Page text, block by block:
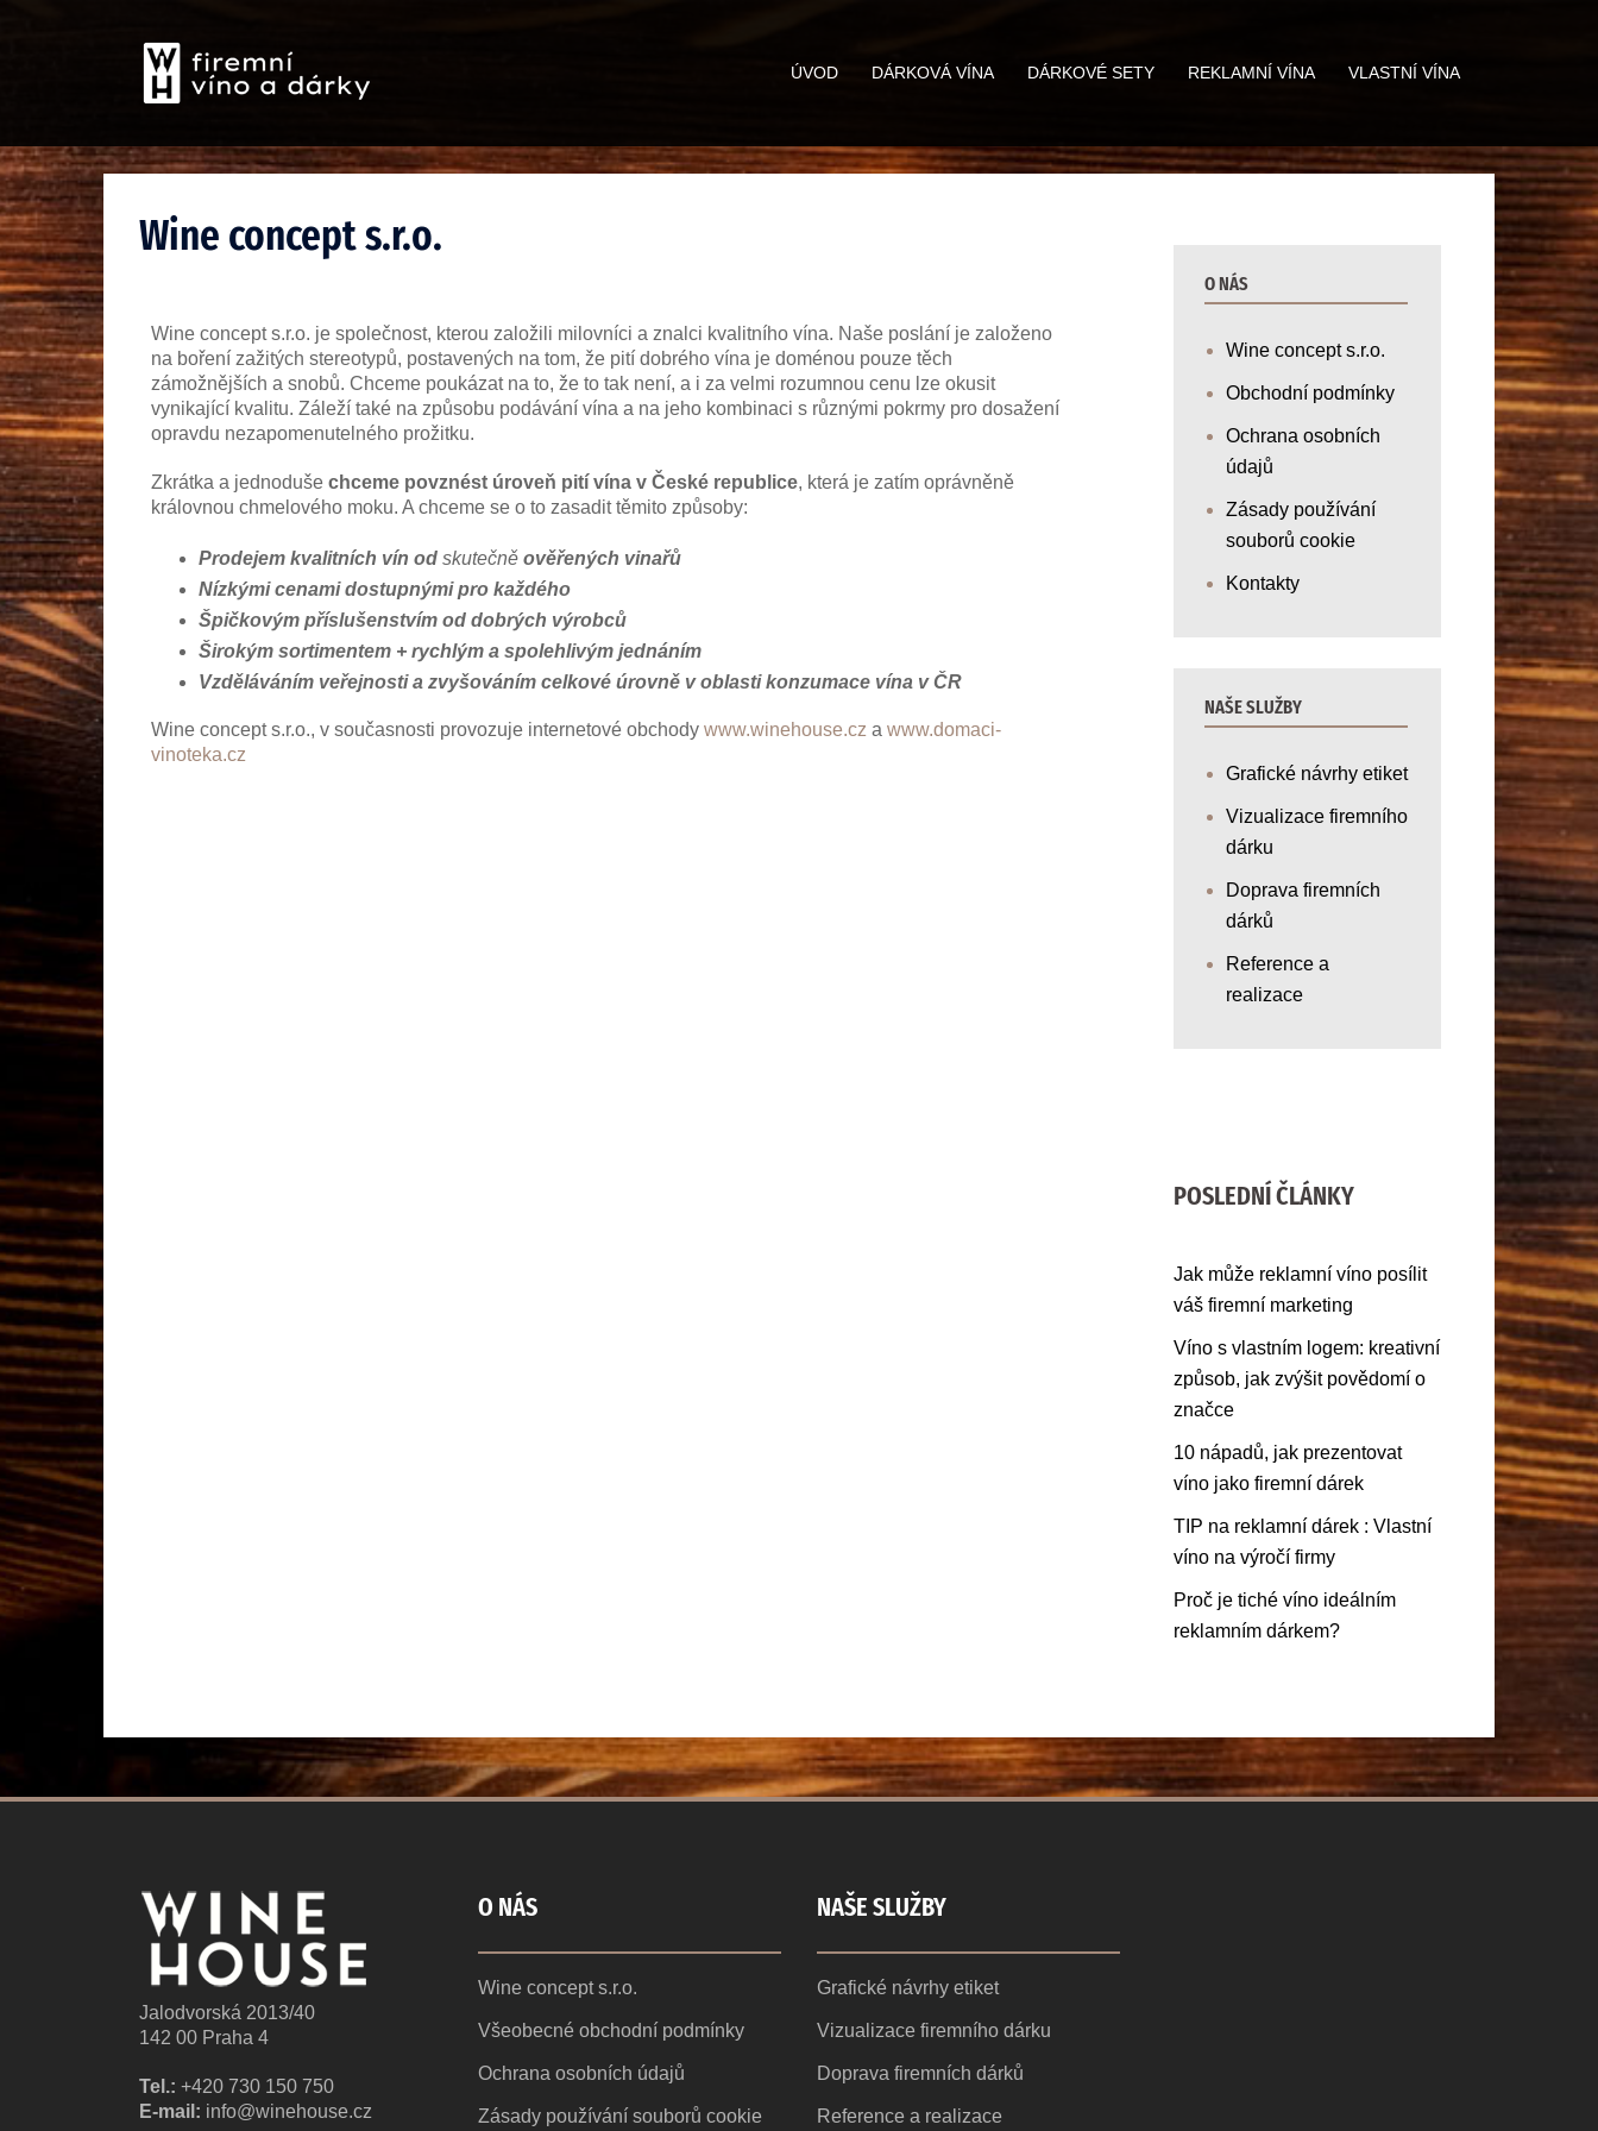
ÚVOD DÁRKOVÁ VÍNA DÁRKOVÉ SETY REKLAMNÍ VÍNA VLASTNÍ VÍNA
Wine concept s.r.o.
Wine concept s.r.o. je společnost, kterou založili milovníci a znalci kvalitního vína. Naše poslání je založeno
na boření zažitých stereotypů, postavených na tom, že pití dobrého vína je doménou pouze těch
zámožnějších a snobů. Chceme poukázat na to, že to tak není, a i za velmi rozumnou cenu lze okusit
vynikající kvalitu. Záleží také na způsobu podávání vína a na jeho kombinaci s různými pokrmy pro dosažení
opravdu nezapomenutelného prožitku.
Zkrátka a jednoduše chceme povznést úroveň pití vína v České republice, která je zatím oprávněně
královnou chmelového moku. A chceme se o to zasadit těmito způsoby:
Prodejem kvalitních vín od skutečně ověřených vinařů
Nízkými cenami dostupnými pro každého
Špičkovým příslušenstvím od dobrých výrobců
Širokým sortimentem + rychlým a spolehlivým jednáním
Vzděláváním veřejnosti a zvyšováním celkové úrovně v oblasti konzumace vína v ČR
Wine concept s.r.o., v současnosti provozuje internetové obchody www.winehouse.cz a www.domaci-
vinoteka.cz
O NÁS
Wine concept s.r.o.
Obchodní podmínky
Ochrana osobních
údajů
Zásady používání
souborů cookie
Kontakty
NAŠE SLUŽBY
Grafické návrhy etiket
Vizualizace firemního
dárku
Doprava firemních
dárků
Reference a
realizace
POSLEDNÍ ČLÁNKY
Jak může reklamní víno posílit
váš firemní marketing
Víno s vlastním logem: kreativní
způsob, jak zvýšit povědomí o
značce
10 nápadů, jak prezentovat
víno jako firemní dárek
TIP na reklamní dárek : Vlastní
víno na výročí firmy
Proč je tiché víno ideálním
reklamním dárkem?
Jalodvorská 2013/40
142 00 Praha 4
Tel.: +420 730 150 750
E-mail: info@winehouse.cz
O NÁS
Wine concept s.r.o.
Všeobecné obchodní podmínky
Ochrana osobních údajů
Zásady používání souborů cookie
NAŠE SLUŽBY
Grafické návrhy etiket
Vizualizace firemního dárku
Doprava firemních dárků
Reference a realizace